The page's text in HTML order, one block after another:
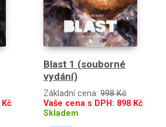
Kč
Blast 1 (souborné
vydání)
Základní cena: 998 Kč
Vaše cena s DPH: 898 Kč
Skladem